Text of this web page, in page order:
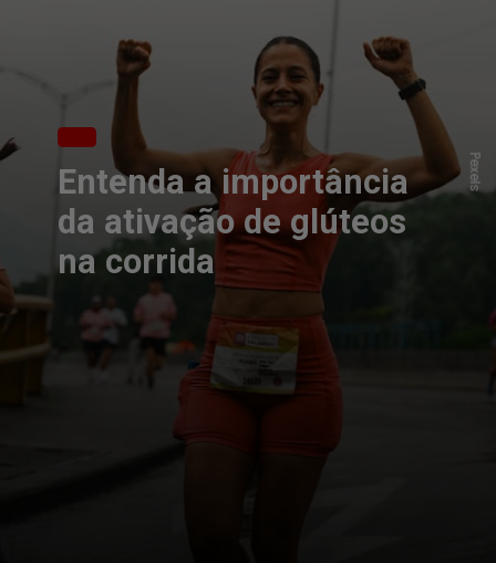
Entenda a importância
da ativação de glúteos
na corrida
Pexels